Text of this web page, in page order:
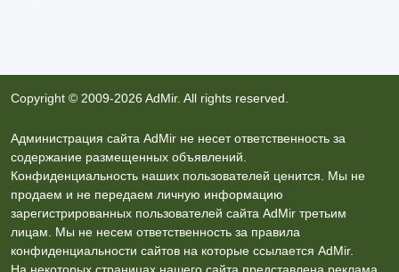
Copyright © 2009-2026 AdMir. All rights reserved.
Администрация сайта AdMir не несет ответственность за
содержание размещенных объявлений.
Конфиденциальность наших пользователей ценится. Мы не
продаем и не передаем личную информацию
зарегистрированных пользователей сайта AdMir третьим
лицам. Мы не несем ответственность за правила
конфиденциальности сайтов на которые ссылается AdMir.